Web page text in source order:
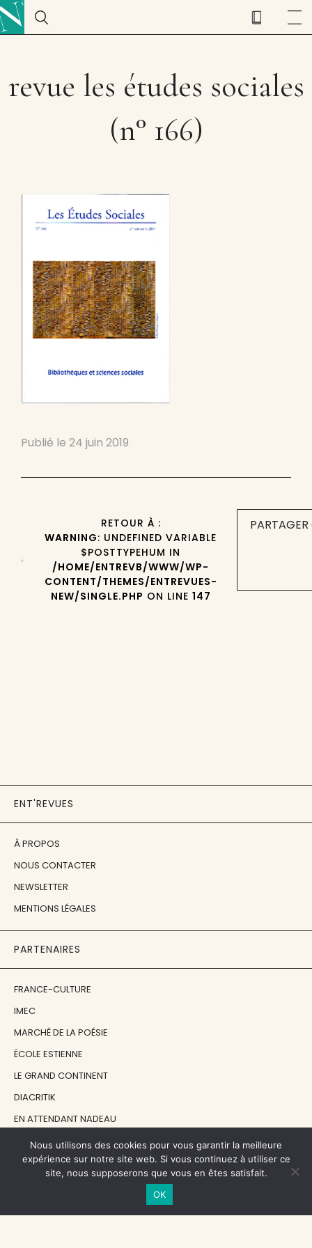
revue les études sociales
(n° 166)
Publié le 24 juin 2019
RETOUR À :
WARNING: UNDEFINED VARIABLE
$POSTTYPEHUM IN
/HOME/ENTREVB/WWW/WP-
CONTENT/THEMES/ENTREVUES-
NEW/SINGLE.PHP ON LINE 147
ENT'REVUES
À PROPOS
NOUS CONTACTER
NEWSLETTER
MENTIONS LÉGALES
PARTENAIRES
FRANCE-CULTURE
IMEC
MARCHÉ DE LA POÉSIE
ÉCOLE ESTIENNE
LE GRAND CONTINENT
DIACRITIK
EN ATTENDANT NADEAU
NOS SOUTIENS
Nous utilisons des cookies pour vous garantir la meilleure
expérience sur notre site web. Si vous continuez à utiliser ce
site, nous supposerons que vous en êtes satisfait.
OK